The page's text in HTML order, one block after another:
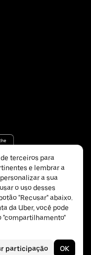
terceiros para
e lembrar a
a sua
o uso desses
"Recusar" abaixo.
da Uber, você pode
"compartilhamento"
participação OK